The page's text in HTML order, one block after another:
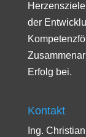
der
Erfolg bei.
Kontakt
Ing.